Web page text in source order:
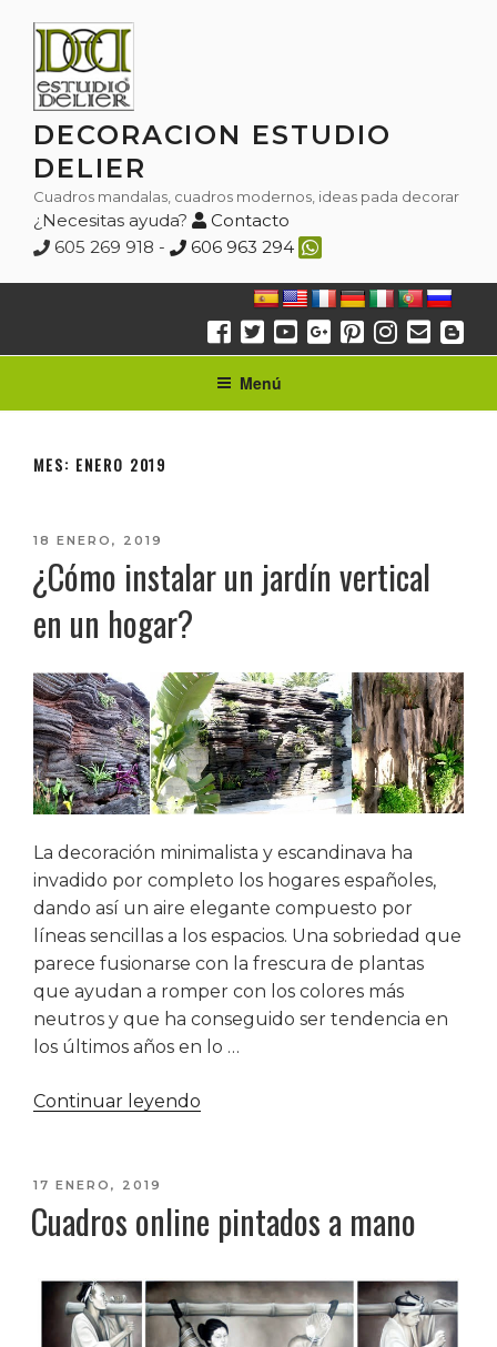
contenido
DECORACION ESTUDIO
DELIER
Cuadros mandalas, cuadros modernos, ideas pada decorar
¿Necesitas ayuda?
Contacto
605 269 918 -
606 963 294
Menú
MES: ENERO 2019
PUBLICADO
18 ENERO, 2019
¿Cómo instalar un jardín vertical
en un hogar?
La decoración minimalista y escandinava ha
invadido por completo los hogares españoles,
dando así un aire elegante compuesto por
líneas sencillas a los espacios. Una sobriedad que
parece fusionarse con la frescura de plantas
que ayudan a romper con los colores más
neutros y que ha conseguido ser tendencia en
los últimos años en lo …
Continuar leyendo
vertical
en
hogar?»
PUBLICADO
17 ENERO, 2019
Cuadros online pintados a mano